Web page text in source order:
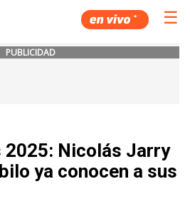
☰
PUBLICIDAD
2025: Nicolás Jarry
ya conocen a sus